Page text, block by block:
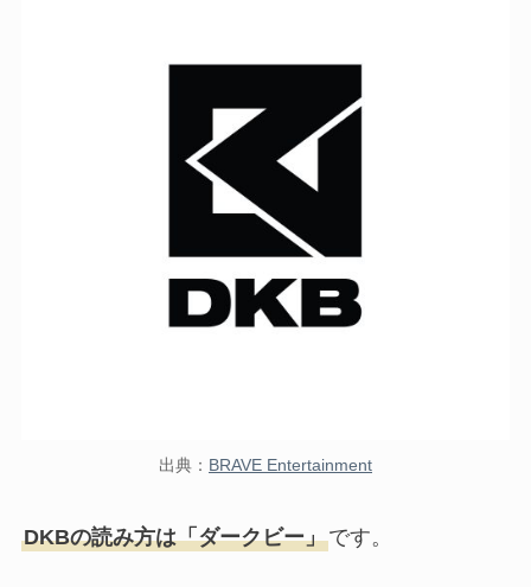
出典： BRAVE Entertainment
DKBの読み方は「ダークビー」です。